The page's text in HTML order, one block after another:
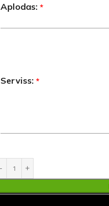
Aplodas: *
Serviss: *